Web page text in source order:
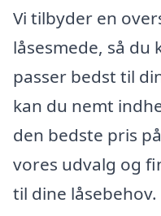
Vi tilbyder en
låsesmede, så
passer bedst til
kan du nemt
den bedste pris
vores udvalg og
til dine låsebehov.